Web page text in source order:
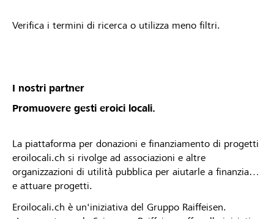
Verifica i termini di ricerca o utilizza meno filtri.
I nostri partner
Promuovere gesti eroici locali.
La piattaforma per donazioni e finanziamento di progetti
eroilocali.ch si rivolge ad associazioni e altre
organizzazioni di utilità pubblica per aiutarle a finanziare
e attuare progetti.
Eroilocali.ch è un'iniziativa del Gruppo Raiffeisen.